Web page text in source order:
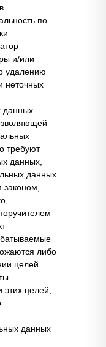
по
и/или
удалению
неточных
данных
требуют
данных,
данных
либо
целей
целей,
данных